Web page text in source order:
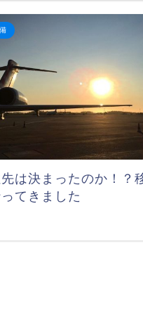
は決まったのか！？
てきました